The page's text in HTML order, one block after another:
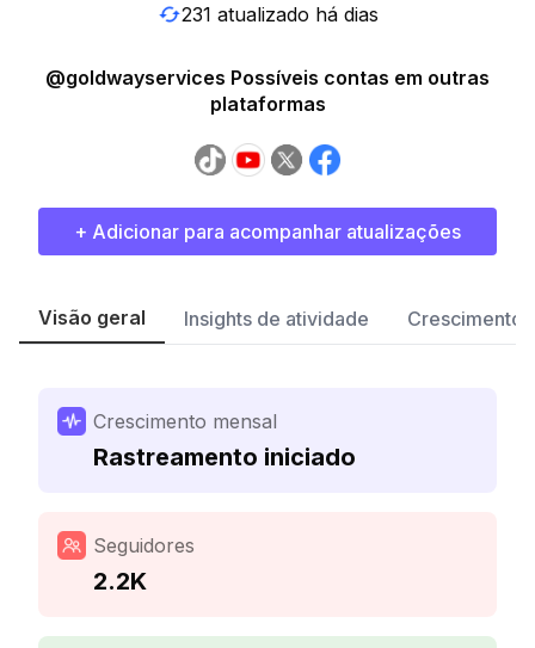
231 atualizado há dias
@goldwayservices Possíveis contas em outras
plataformas
+ Adicionar para acompanhar atualizações
Visão geral Insights de atividade Crescimento
Crescimento mensal
Rastreamento iniciado
Seguidores
2.2K